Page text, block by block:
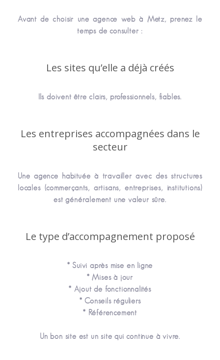
Avant de choisir une agence web à Metz, prenez le
temps de consulter :
Les sites qu’elle a déjà créés
Ils doivent être clairs, professionnels, fiables.
Les entreprises accompagnées dans le
secteur
Une agence habituée à travailler avec des structures
locales (commerçants, artisans, entreprises, institutions)
est généralement une valeur sûre.
Le type d’accompagnement proposé
* Suivi après mise en ligne
* Mises à jour
* Ajout de fonctionnalités
* Conseils réguliers
* Référencement
Un bon site est un site qui continue à vivre.